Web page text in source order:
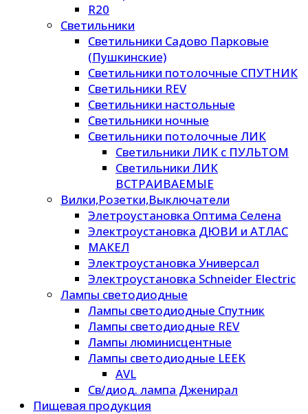
R20
Светильники
Светильники Садово Парковые
(Пушкинские)
Светильники потолочные СПУТНИК
Светильники REV
Светильники настольные
Светильники ночные
Светильники потолочные ЛИК
Светильники ЛИК с ПУЛЬТОМ
Светильники ЛИК
ВСТРАИВАЕМЫЕ
Вилки,Розетки,Выключатели
Элетроустановка Оптима Селена
Электроустановка ДЮВИ и АТЛАС
МАКЕЛ
Электроустановка Универсал
Электроустановка Schneider Electric
Лампы светодиодные
Лампы светодиодные Спутник
Лампы светодиодные REV
Лампы люминисцентные
Лампы светодиодные LEEK
AVL
Св/диод. лампа Дженирал
Пищевая продукция